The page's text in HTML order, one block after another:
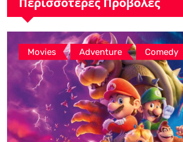
Movies , Adventure , Comedy